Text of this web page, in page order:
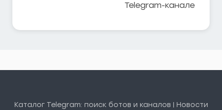
Telegram-канале
Каталог Telegram: поиск ботов и каналов | Новости